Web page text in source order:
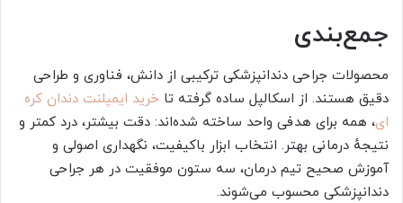
جمع‌بندی
محصولات جراحی دندانپزشکی ترکیبی از دانش، فناوری و طراحی
دقیق هستند. از اسکالپل ساده گرفته تا خرید ایمپلنت دندان کره
ای، همه برای هدفی واحد ساخته شده‌اند: دقت بیشتر، درد کمتر و
نتیجهٔ درمانی بهتر. انتخاب ابزار باکیفیت، نگهداری اصولی و
آموزش صحیح تیم درمان، سه ستون موفقیت در هر جراحی
دندانپزشکی محسوب می‌شوند.